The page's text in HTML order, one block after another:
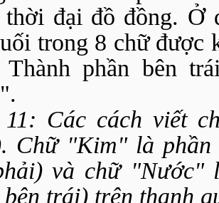
thời đại đồ đồng. Ở
trong 8 chữ được
Thành phần bên
Các cách viết
Chữ "Kim" là
và chữ "Nước"
trái) trên thanh